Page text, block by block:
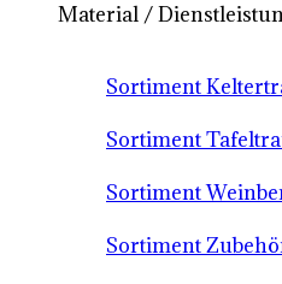
Material /
Sortiment
Sortiment
Sortiment
Sortiment